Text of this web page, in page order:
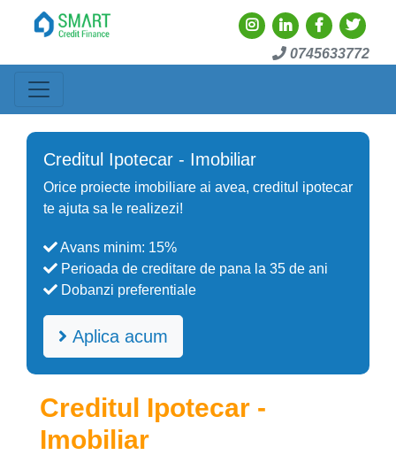
0745633772
Creditul Ipotecar - Imobiliar
Orice proiecte imobiliare ai avea, creditul ipotecar
te ajuta sa le realizezi!
Avans minim: 15%
Perioada de creditare de pana la 35 de ani
Dobanzi preferentiale
Aplica acum
Creditul Ipotecar -
Imobiliar